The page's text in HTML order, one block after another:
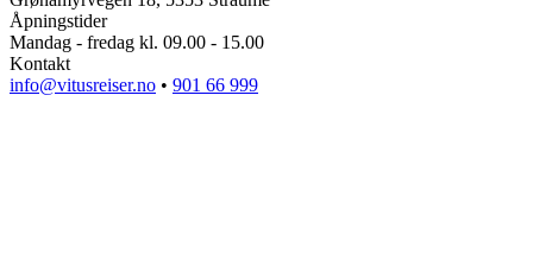
Åpningstider
Mandag - fredag kl. 09.00 - 15.00
Kontakt
info@vitusreiser.no • 901 66 999